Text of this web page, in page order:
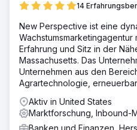
14
New Perspective ist eine
Erfahrung und Sitz in der
Massachusetts. Das
Unternehmen aus den
Agrartechnologie,
Aktiv in United States
Marktforschung, Inbound-
Banken und Finanzen,